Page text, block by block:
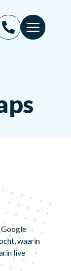
waarin
live